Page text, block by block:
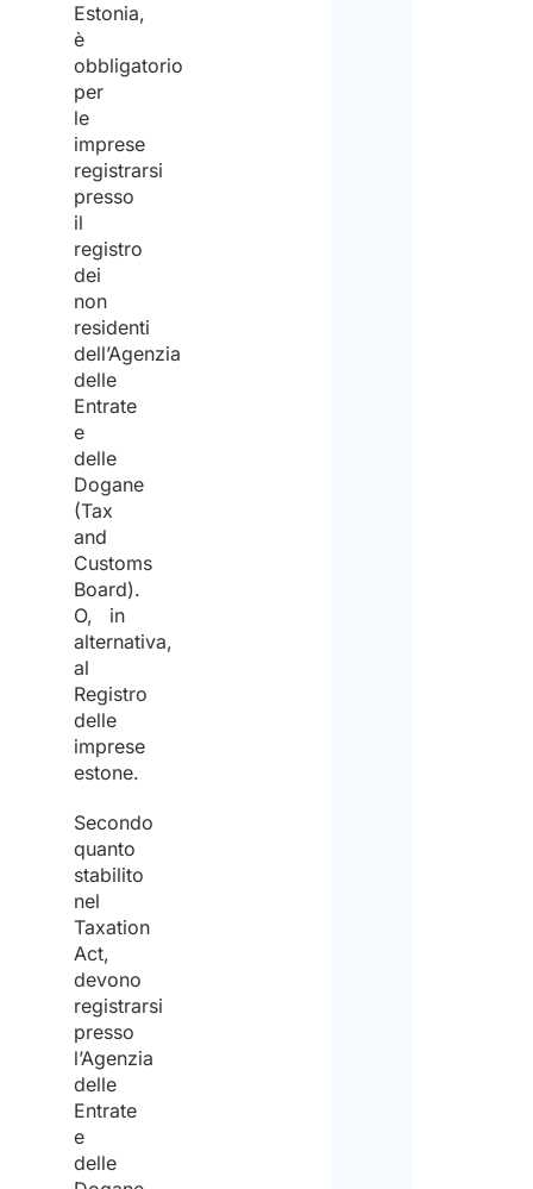
Estonia,
è
obbligatorio
per
le
imprese
registrarsi
presso
il
registro
dei
non
residenti
dell’Agenzia
delle
Entrate
e
delle
Dogane
(Tax
and
Customs
Board).
O, in
alternativa,
al
Registro
delle
imprese
estone.
Secondo
quanto
stabilito
nel
Taxation
Act,
devono
registrarsi
presso
l’Agenzia
delle
Entrate
e
delle